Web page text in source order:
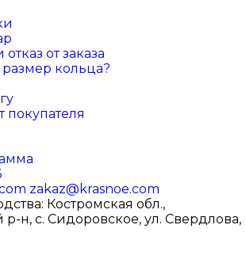
от заказа
кольца?
zakaz@krasnoe.com
Костромская обл.,
н, с. Сидоровское, ул. Свердлова,